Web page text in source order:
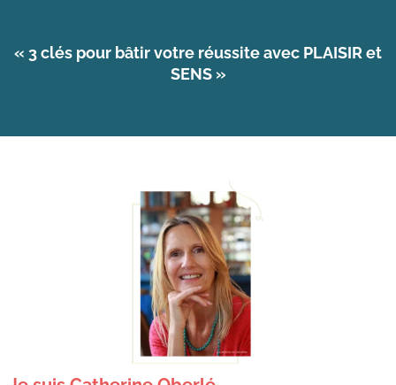
« 3 clés pour bâtir votre réussite avec PLAISIR et
SENS »